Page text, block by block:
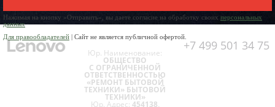
Нажимая на кнопку «Отправить», вы даете согласие на обработку своих персональных
данных
Для правообладателей | Сайт не является публичной офертой.
+7 499 501 34 75
Юр. Наименование:
ОБЩЕСТВО
С ОГРАНИЧЕННОЙ
ОТВЕТСТВЕННОСТЬЮ
«РЕМОНТ БЫТОВОЙ
ТЕХНИКИ» БЫТОВОЙ
ТЕХНИКИ»
Юр. Адрес: 454138,